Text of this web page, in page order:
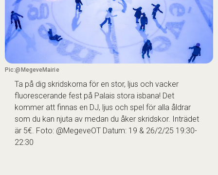
Pic:@MegeveMairie
Ta på dig skridskorna för en stor, ljus och vacker
fluorescerande fest på Palais stora isbana! Det
kommer att finnas en DJ, ljus och spel för alla åldrar
som du kan njuta av medan du åker skridskor. Inträdet
är 5€. Foto: @MegeveOT Datum: 19 & 26/2/25 19:30-
22:30